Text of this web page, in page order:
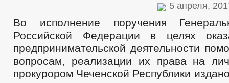
5 апреля,
Во исполнение поручения
Российской Федерации в целях
предпринимательской деятельности
вопросам, реализации их права на
прокурором Чеченской Республики